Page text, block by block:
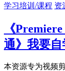
学习培训/课程 资
《
通》我要
本资源专为视频